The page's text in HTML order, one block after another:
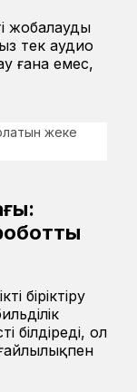
жобалауды
тек аудио
ғана емес,
біріктіру
білдіреді, ол